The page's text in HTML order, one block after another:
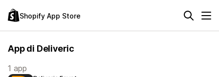
Shopify App Store
App di Deliveric
1 app